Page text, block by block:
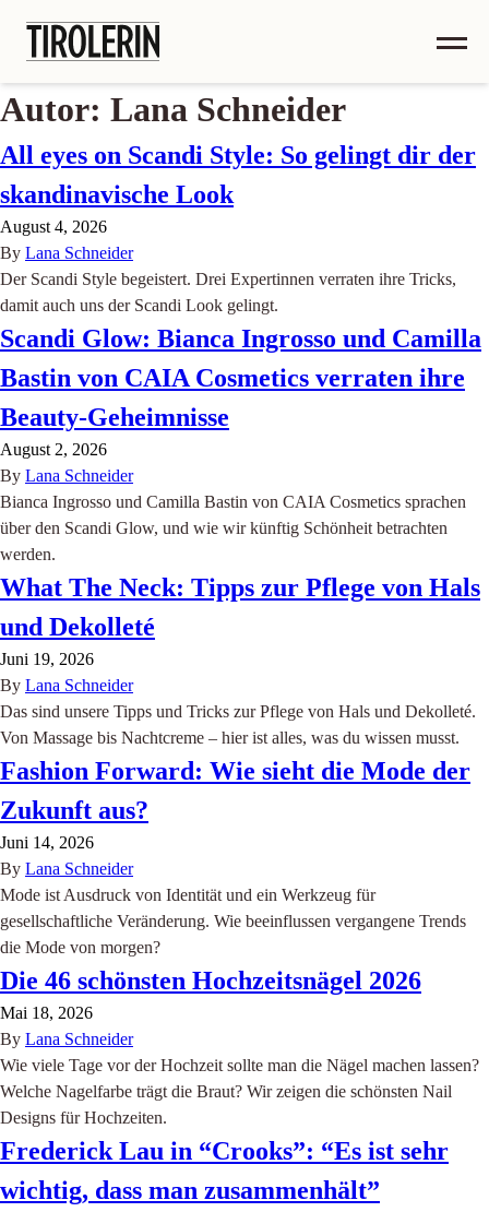
Autor: Lana Schneider
All eyes on Scandi Style: So gelingt dir der
skandinavische Look
August 4, 2026
By Lana Schneider
Der Scandi Style begeistert. Drei Expertinnen verraten ihre Tricks,
damit auch uns der Scandi Look gelingt.
Scandi Glow: Bianca Ingrosso und Camilla
Bastin von CAIA Cosmetics verraten ihre
Beauty-Geheimnisse
August 2, 2026
By Lana Schneider
Bianca Ingrosso und Camilla Bastin von CAIA Cosmetics sprachen
über den Scandi Glow, und wie wir künftig Schönheit betrachten
werden.
What The Neck: Tipps zur Pflege von Hals
und Dekolleté
Juni 19, 2026
By Lana Schneider
Das sind unsere Tipps und Tricks zur Pflege von Hals und Dekolleté.
Von Massage bis Nachtcreme – hier ist alles, was du wissen musst.
Fashion Forward: Wie sieht die Mode der
Zukunft aus?
Juni 14, 2026
By Lana Schneider
Mode ist Ausdruck von Identität und ein Werkzeug für
gesellschaftliche Veränderung. Wie beeinflussen vergangene Trends
die Mode von morgen?
Die 46 schönsten Hochzeitsnägel 2026
Mai 18, 2026
By Lana Schneider
Wie viele Tage vor der Hochzeit sollte man die Nägel machen lassen?
Welche Nagelfarbe trägt die Braut? Wir zeigen die schönsten Nail
Designs für Hochzeiten.
Frederick Lau in “Crooks”: “Es ist sehr
wichtig, dass man zusammenhält”